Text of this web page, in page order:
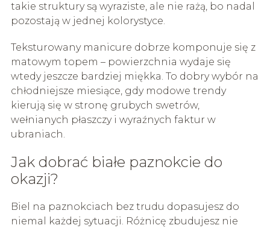
takie struktury są wyraziste, ale nie rażą, bo nadal
pozostają w jednej kolorystyce.
Teksturowany manicure dobrze komponuje się z
matowym topem – powierzchnia wydaje się
wtedy jeszcze bardziej miękka. To dobry wybór na
chłodniejsze miesiące, gdy modowe trendy
kierują się w stronę grubych swetrów,
wełnianych płaszczy i wyraźnych faktur w
ubraniach.
Jak dobrać białe paznokcie do
okazji?
Biel na paznokciach bez trudu dopasujesz do
niemal każdej sytuacji. Różnicę zbudujesz nie